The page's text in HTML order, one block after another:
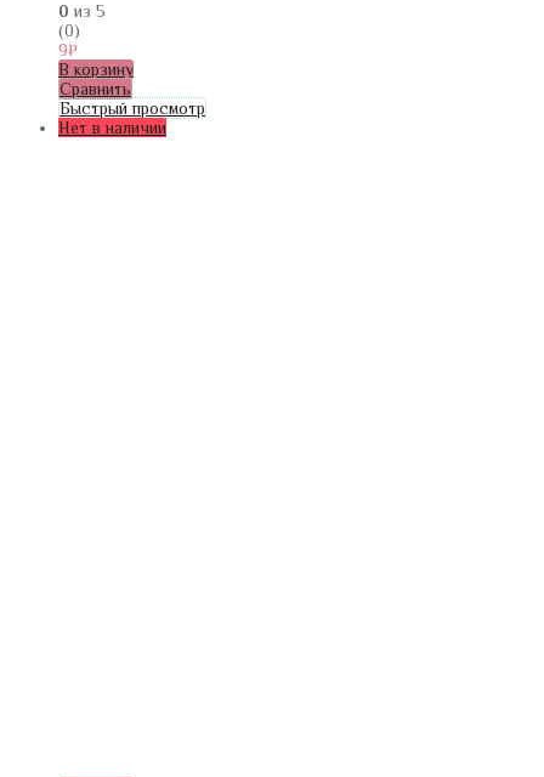
0 из 5
(0)
9₽
В корзину
Сравнить
Быстрый просмотр
Нет в наличии